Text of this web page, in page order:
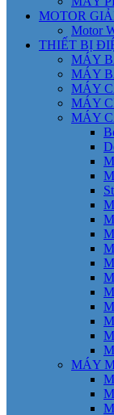
MOTOR
Motor
THIẾT BỊ
MÁY
MÁY
MÁY
MÁY
MÁY
MÁY